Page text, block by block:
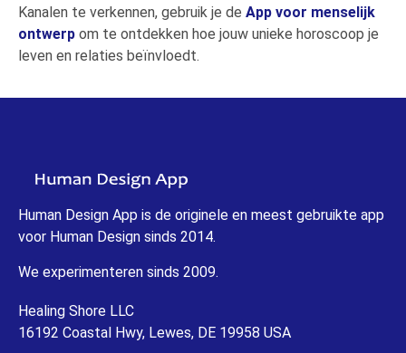
Kanalen te verkennen, gebruik je de App voor menselijk
ontwerp om te ontdekken hoe jouw unieke horoscoop je
leven en relaties beïnvloedt.
Human Design App is de originele en meest gebruikte app
voor Human Design sinds 2014.
We experimenteren sinds 2009.
Healing Shore LLC
16192 Coastal Hwy, Lewes, DE 19958 USA